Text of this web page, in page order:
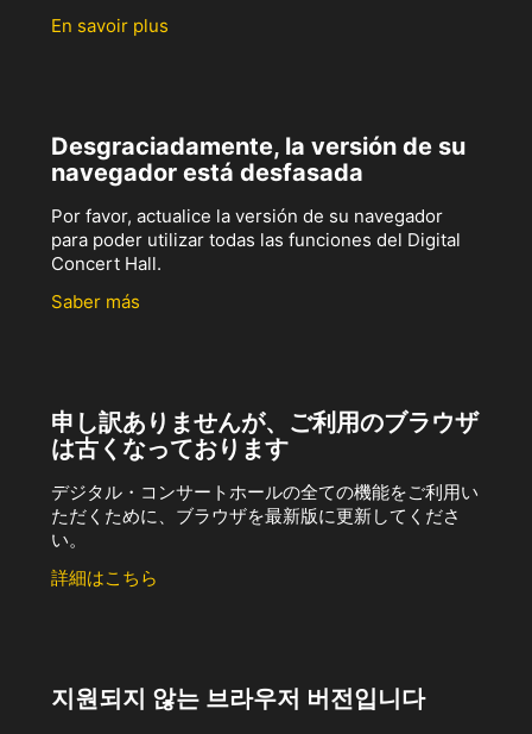
En savoir plus
Desgraciadamente, la versión de su
navegador está desfasada
Por favor, actualice la versión de su navegador
para poder utilizar todas las funciones del Digital
Concert Hall.
Saber más
申し訳ありませんが、ご利用のブラウザ
は古くなっております
デジタル・コンサートホールの全ての機能をご利用い
ただくために、ブラウザを最新版に更新してくださ
い。
詳細はこちら
지원되지 않는 브라우저 버전입니다